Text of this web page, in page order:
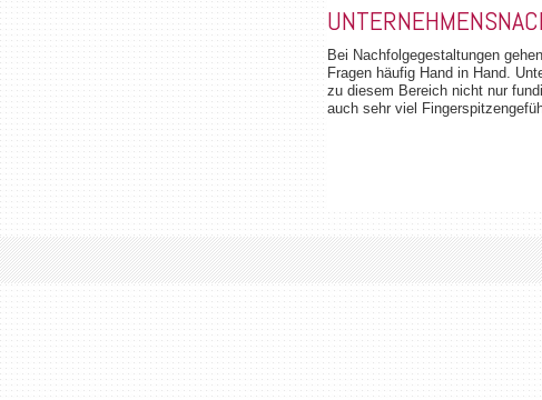
Bei Nachfolgegestaltungen
Fragen häufig Hand in Hand.
zu diesem Bereich nicht nur
auch sehr viel